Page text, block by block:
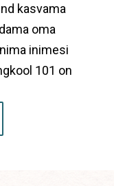
kasvama
oma
inimesi
101 on